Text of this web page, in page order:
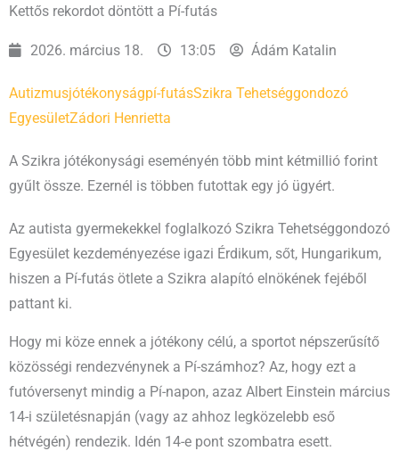
Kettős rekordot döntött a Pí-futás
2026. március 18. 13:05 Ádám Katalin
Autizmusjótékonyságpí-futásSzikra Tehetséggondozó
EgyesületZádori Henrietta
A Szikra jótékonysági eseményén több mint kétmillió forint
gyűlt össze. Ezernél is többen futottak egy jó ügyért.
Az autista gyermekekkel foglalkozó Szikra Tehetséggondozó
Egyesület kezdeményezése igazi Érdikum, sőt, Hungarikum,
hiszen a Pí-futás ötlete a Szikra alapító elnökének fejéből
pattant ki.
Hogy mi köze ennek a jótékony célú, a sportot népszerűsítő
közösségi rendezvénynek a Pí-számhoz? Az, hogy ezt a
futóversenyt mindig a Pí-napon, azaz Albert Einstein március
14-i születésnapján (vagy az ahhoz legközelebb eső
hétvégén) rendezik. Idén 14-e pont szombatra esett.